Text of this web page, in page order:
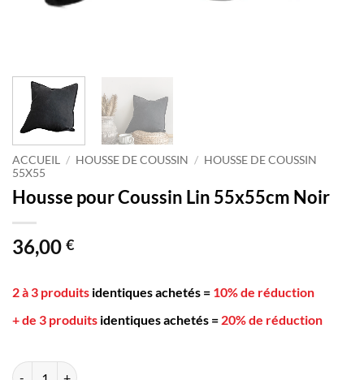
ACCUEIL / HOUSSE DE COUSSIN / HOUSSE DE COUSSIN
55X55
Housse pour Coussin Lin 55x55cm Noir
36,00 €
2 à 3 produits identiques achetés = 10% de réduction
+ de 3 produits identiques achetés = 20% de réduction
quantité de Housse pour Coussin Lin 55x55cm Noir